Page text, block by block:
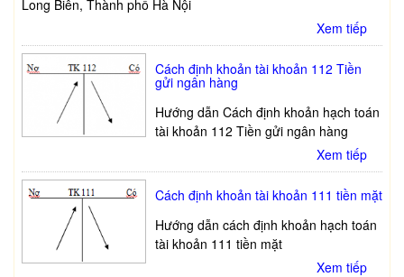
Long Biên, Thành phố Hà Nội
Xem tiếp
Cách định khoản tài khoản 112 Tiền
gửi ngân hàng
Hướng dẫn Cách định khoản hạch toán
tài khoản 112 Tiền gửi ngân hàng
Xem tiếp
Cách định khoản tài khoản 111 tiền mặt
Hướng dẫn cách định khoản hạch toán
tài khoản 111 tiền mặt
Xem tiếp